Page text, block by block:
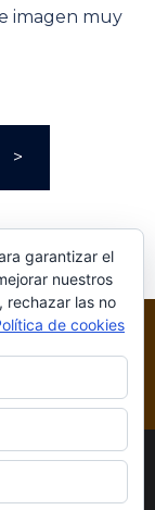
imagen muy
>
gracias a
garantizar el
nuestros
rechazar las no
de cookies